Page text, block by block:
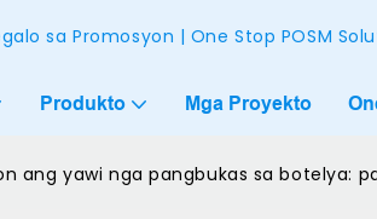
sa Promosyon | One Stop POSM
Produkto Mga Proyekto
ang yawi nga pangbukas sa botelya: